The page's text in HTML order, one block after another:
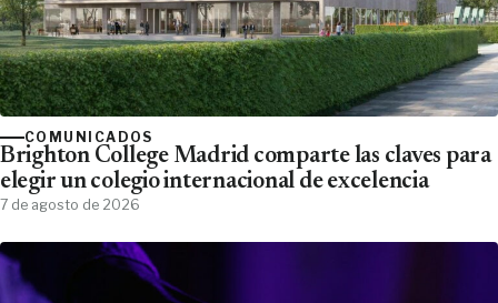
COMUNICADOS
Brighton College Madrid comparte las claves para
elegir un colegio internacional de excelencia
7 de agosto de 2026